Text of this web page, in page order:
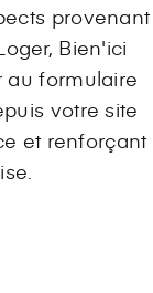
provenant
Bien'ici
au formulaire
votre site
et renforçant